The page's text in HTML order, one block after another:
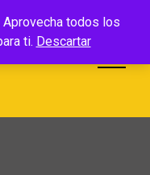
Aprovecha todos los
ti. Descartar